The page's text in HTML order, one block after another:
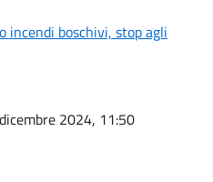
incendi boschivi, stop agli
2024, 11:50